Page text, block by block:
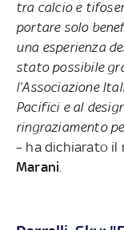
tra calcio e
portare solo
una esperienza
stato possibile
l’Associazione
Pacifici e al
ringraziamento
– ha dichiarato il
Marani